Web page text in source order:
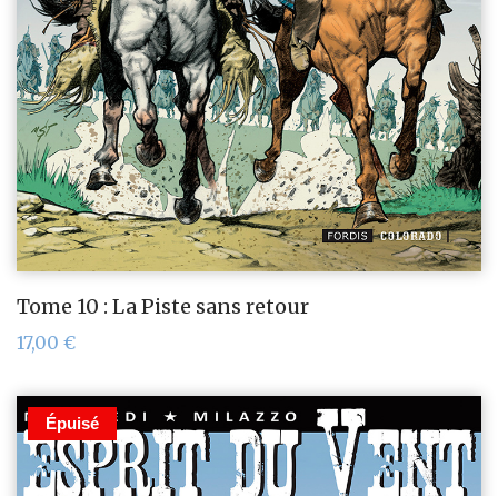
Tome 10 : La Piste sans retour
17,00 €
Épuisé